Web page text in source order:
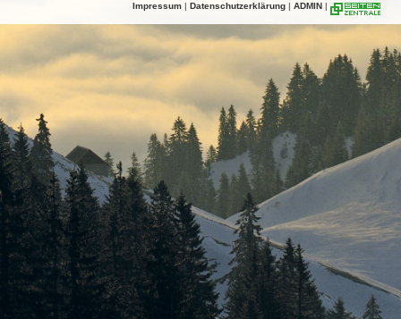
Impressum | Datenschutzerklärung | ADMIN |